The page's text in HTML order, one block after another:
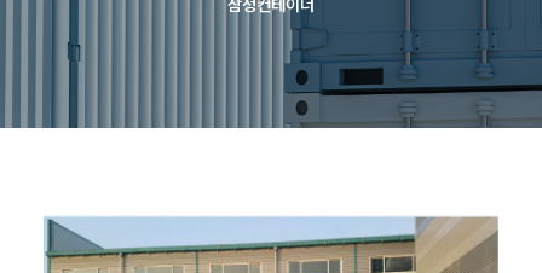
삼정컨테이너